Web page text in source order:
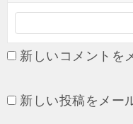
新しいコメントを
新しい投稿をメー